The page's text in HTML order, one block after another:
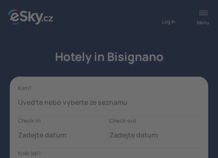
Menu
Log in
Hotely in Bisignano